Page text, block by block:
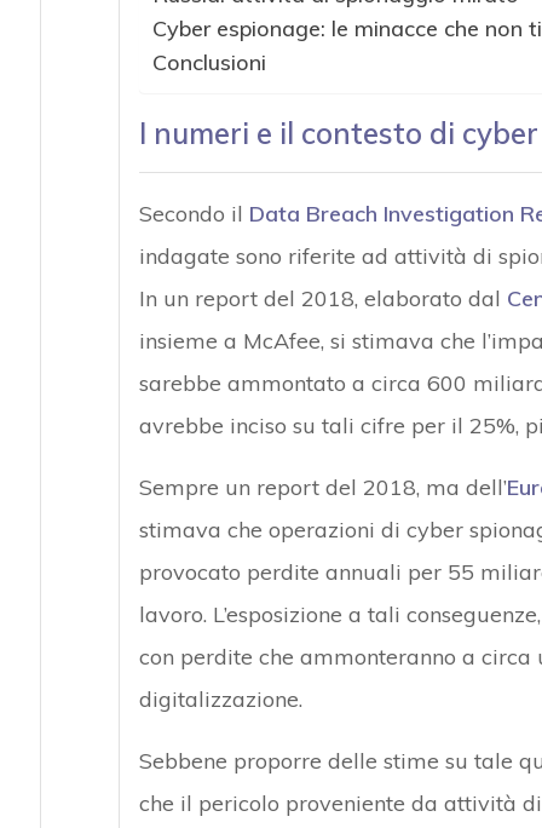
Cyber espionage: le minacce che non
Conclusioni
I numeri e il contesto di
Secondo il Data Breach Investigation
indagate sono riferite ad attività di
In un report del 2018, elaborato dal
insieme a McAfee, si stimava che
sarebbe ammontato a circa 600
avrebbe inciso su tali cifre per il 25%,
Sempre un report del 2018, ma dell’
stimava che operazioni di cyber
provocato perdite annuali per 55
lavoro. L’esposizione a tali
con perdite che ammonteranno a
digitalizzazione.
Sebbene proporre delle stime su tale
che il pericolo proveniente da attività